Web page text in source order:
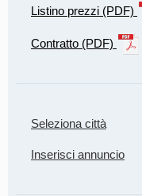
Listino prezzi (PDF)
Contratto (PDF)
Seleziona città
Inserisci annuncio